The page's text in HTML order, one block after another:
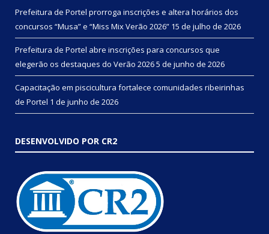
Prefeitura de Portel prorroga inscrições e altera horários dos
concursos “Musa” e “Miss Mix Verão 2026” 15 de julho de 2026
Prefeitura de Portel abre inscrições para concursos que
elegerão os destaques do Verão 20265 de junho de 2026
Capacitação em piscicultura fortalece comunidades ribeirinhas
de Portel 1 de junho de 2026
DESENVOLVIDO POR CR2